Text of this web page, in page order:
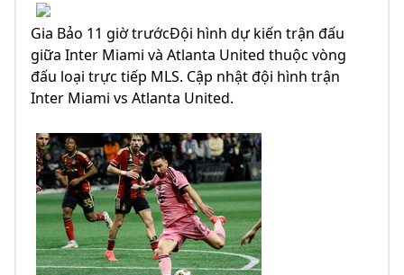
Gia Bảo 11 giờ trướcĐội hình dự kiến trận đấu
giữa Inter Miami và Atlanta United thuộc vòng
đấu loại trực tiếp MLS. Cập nhật đội hình trận
Inter Miami vs Atlanta United.